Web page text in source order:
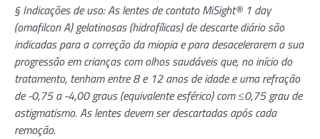
§ Indicações de uso: As lentes de contato MiSight® 1 day
(omafilcon A) gelatinosas (hidrofílicas) de descarte diário são
indicadas para a correção da miopia e para desacelerarem a sua
progressão em crianças com olhos saudáveis que, no início do
tratamento, tenham entre 8 e 12 anos de idade e uma refração
de -0,75 a -4,00 graus (equivalente esférico) com ≤0,75 grau de
astigmatismo. As lentes devem ser descartadas após cada
remoção.